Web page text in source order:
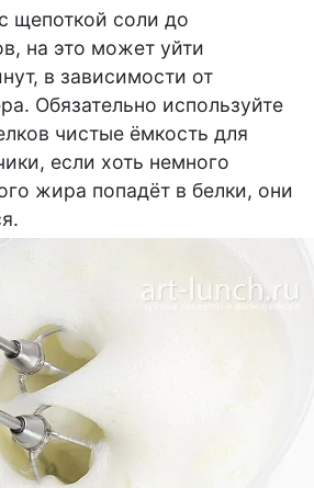
щепоткой соли до
на это может уйти
в зависимости от
Обязательно используйте
чистые ёмкость для
если хоть немного
жира попадёт в белки, они